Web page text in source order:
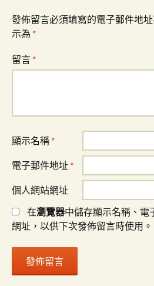
發佈留言必須填寫的電子郵件地址
示為 *
留言 *
顯示名稱 *
電子郵件地址 *
個人網站網址
在瀏覽器中儲存顯示名稱、電
網址，以供下次發佈留言時使用。